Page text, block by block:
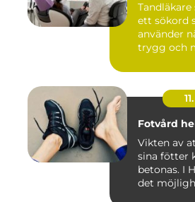
ett sökord
använder
trygg och
Fotvård
Vikten av
sina fötter
betonas. I
det